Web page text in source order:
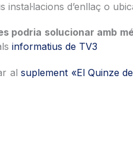
d’enllaç o
podria solucionar amb
informatius de TV3
alsuplement «El Quinze